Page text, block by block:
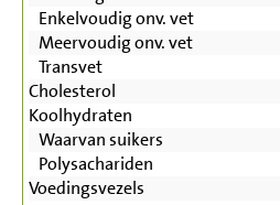
Enkelvoudig onv. vet
Meervoudig onv. vet
Transvet
Cholesterol
Koolhydraten
Waarvan suikers
Polysachariden
Voedingsvezels